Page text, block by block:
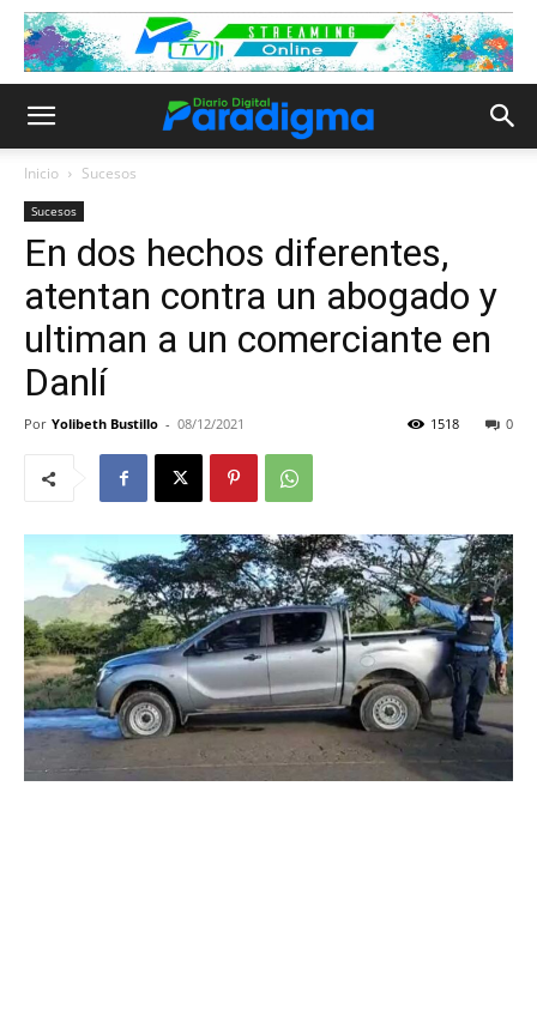
Inicio Sucesos
Sucesos
En dos hechos diferentes,
atentan contra un abogado y
ultiman a un comerciante en
Danlí
Por Yolibeth Bustillo - 08/12/2021 0
1518